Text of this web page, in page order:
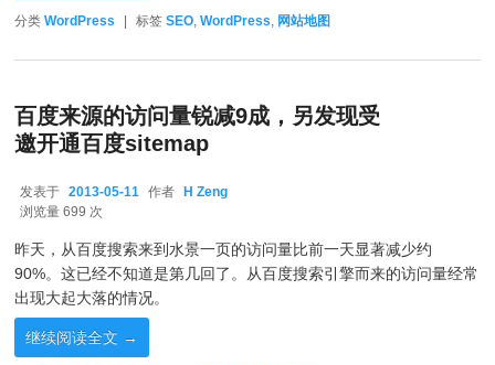
分类 WordPress 标签 SEO,WordPress, 网站地图
百度来源的访问量锐减9成，另发现受
邀开通百度sitemap
发表于 2013-05-11 作者 H Zeng
浏览量 699 次
昨天，从百度搜索来到水景一页的访问量比前一天显著减少约
90%。这已经不知道是第几回了。从百度搜索引擎而来的访问量经常
出现大起大落的情况。
继续阅读全文 →